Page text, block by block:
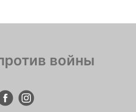
войны